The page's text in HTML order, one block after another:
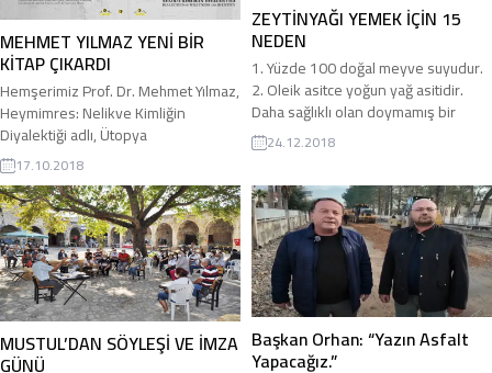
MEHMET YILMAZ YENİ BİR
KİTAP ÇIKARDI
Hemşerimiz Prof. Dr. Mehmet Yılmaz,
Heymimres: Nelikve Kimliğin
Diyalektiği adlı, Ütopya
Yayınevi’nden yeni bir kitap çıkardı.
Hemşerimiz Mehmet Yılmaz taze
çıkan kitabıyla ilgili şunları söyledi:
“Bir yanda sanatsal türler ve
bunların nelikleri, diğer yanda
bireysel ve toplumsal kimliklerimiz.
Farklı kategoriler de olsa keyfî,
tesadüfî ve kasıtlı olarak yan yana
gelebiliyorlar....
17.10.2018
ZEYTİNYAĞI YEMEK İÇİN 15
NEDEN
1. Yüzde 100 doğal meyve suyudur.
2. Oleik asitce yoğun yağ asitidir.
Daha sağlıklı olan doymamış bir
asittir. 3. Kardiyovasküler hastalıkları
önler, kandaki iyi kolesterol
seviyesini düşürür. 4. Bağışıklık
sistemini destekler, virüs, bakteri ve
mantar direncini artırır. 5. E vitamini
antioksidan içerdiğinden cildin
beslenmesine yardımcı...
24.12.2018
MUSTUL’DAN SÖYLEŞİ VE İMZA
GÜNÜ
Başkan Orhan: “Yazın Asfalt
Yapacağız.”